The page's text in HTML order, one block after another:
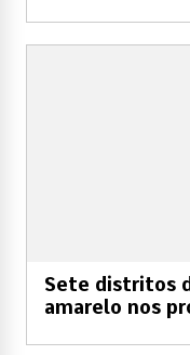
Sete distritos
amarelo nos